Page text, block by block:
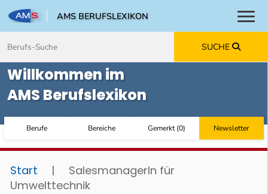
AMS BERUFSLEXIKON
SUCHE
Willkommen im
AMS Berufslexikon
Berufe Bereiche Gemerkt(0) Newsletter
Start |
SalesmanagerIn für
Umwelttechnik